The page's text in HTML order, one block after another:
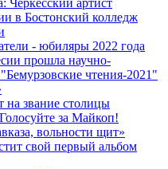
Черкесский артист
в Бостонский колледж
- юбиляры 2022 года
прошла научно-
чтения-2021"
на звание столицы
за Майкоп!
вольности щит»
свой первый альбом